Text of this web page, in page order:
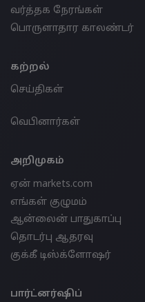
வர்த்தக நேரங்கள்
பொருளாதார காலண்டர்
கற்றல்
செய்திகள்
வெபினார்கள்
அறிமுகம்
ஏன் markets.com
எங்கள் குழுமம்
ஆன்லைன் பாதுகாப்பு
தொடர்பு ஆதரவு
குக்கீ டிஸ்க்ளோஷர்
பார்ட்னர்ஷிப்